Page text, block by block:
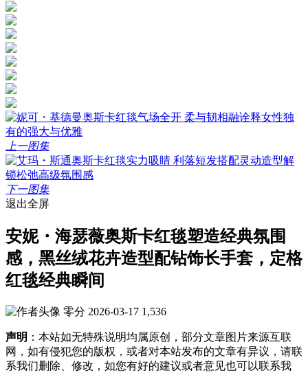
上一图集
下一图集
退出全屏
安妮・海瑟薇奥斯卡红毯塑造经典氛围
感，黑丝绒花卉造型配钻饰长手套，定格
红毯经典瞬间
零分 2026-03-17 1,536
声明 ：本站如无特殊说明均属原创，部分文章图片来源互联
网，如有侵犯您的版权，或者对本站发布的文章有异议，请联
系我们删除、修改，如您有好的建议或者意见也可以联系我